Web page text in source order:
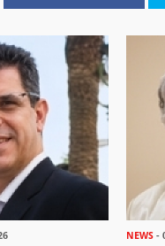
dans la fonction
contrepartie, ...) sans
du a la
claire...) est un
NEWS -